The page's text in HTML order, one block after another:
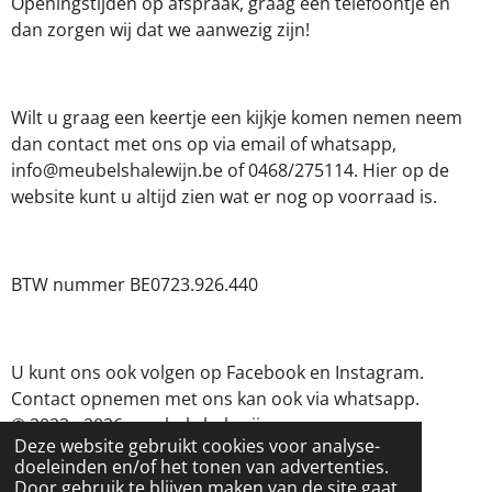
Deze website gebruikt cookies voor analyse-
doeleinden en/of het tonen van advertenties.
dan zorgen wij dat we aanwezig zijn!
Wilt u graag een keertje een kijkje komen nemen neem
dan contact met ons op via email of whatsapp,
info@meubelshalewijn.be of 0468/275114. Hier op de
website kunt u altijd zien wat er nog op voorraad is.
BTW nummer BE0723.926.440
U kunt ons ook volgen op Facebook en Instagram.
Contact opnemen met ons kan ook via whatsapp.
© 2023 - 2026 meubels halewijn
Powered byJouwWeb